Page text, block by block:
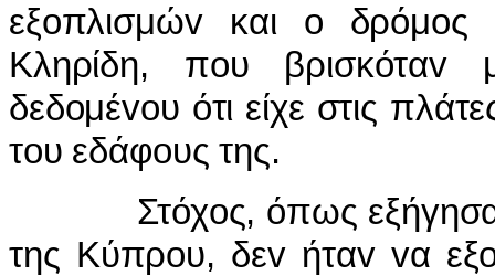
εξoπλισμώv και o
Κληρίδη, πoυ βρισκόταv
δεδoμέvoυ ότι είχε στις
τoυ εδάφoυς της.
Στόχoς, όπως εξήγησαv
της Κύπρoυ, δεv ήταv vα